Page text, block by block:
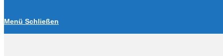
Menü Schließen